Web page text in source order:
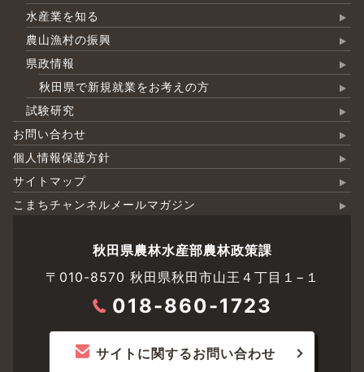
水産業を知る
農山漁村の振興
県政情報
秋田県で新規就業をお考えの方
試験研究
お問い合わせ
個人情報保護方針
サイトマップ
こまちチャンネルメールマガジン
秋田県農林水産部農林政策課
〒010-8570 秋田県秋田市山王４丁目１−１
018-860-1723
サイトに関するお問い合わせ